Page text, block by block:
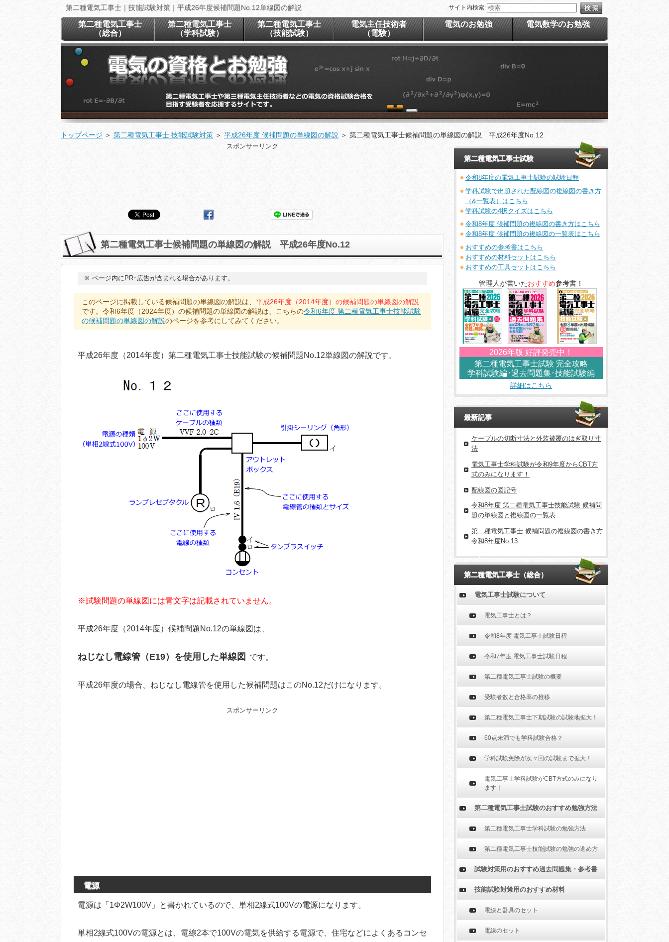
第二種電気工事士｜技能試験対策｜平成26年度候補問題No.12単線図の解説
トップページ ＞ 第二種電気工事士 技能試験対策 ＞ 平成26年度 候補問題の単線図の解説 ＞ 第二種電気工事士候補問題の単線図の解説 平成26年度No.12
スポンサーリンク
第二種電気工事士候補問題の単線図の解説 平成26年度No.12
※ ページ内にPR･広告が含まれる場合があります。
このページに掲載している候補問題の単線図の解説は、 平成26年度（2014年度）の候補問題の単線図の解説
です。令和6年度（2024年度）の候補問題の単線図の解説は、こちらの令和6年度 第二種電気工事士技能試験
の候補問題の単線図の解説のページを参考にしてみてください。
平成26年度（2014年度）第二種電気工事士技能試験の候補問題No.12単線図の解説です。
※試験問題の単線図には青文字は記載されていません。
平成26年度（2014年度）候補問題No.12の単線図は、
ねじなし電線管（E19）を使用した単線図 です。
平成26年度の場合、ねじなし電線管を使用した候補問題はこのNo.12だけになります。
スポンサーリンク
電源
電源は「1Φ2W100V」と書かれているので、単相2線式100Vの電源になります。
単相2線式100Vの電源とは、電線2本で100Vの電気を供給する電源で、住宅などによくあるコンセ
第二種電気工事士試験
令和8年度の電気工事士試験の試験日程
学科試験で出題された配線図の複線図の書き方
（&一覧表）はこちら
学科試験の4択クイズはこちら
令和8年度 候補問題の複線図の書き方はこちら
令和8年度 候補問題の複線図の一覧表はこちら
おすすめの参考書はこちら
おすすめの材料セットはこちら
おすすめの工具セットはこちら
管理人が書いたおすすめ参考書！
2026年版 好評発売中！
第二種電気工事士試験 完全攻略
学科試験編･過去問題集･技能試験編
詳細はこちら
最新記事
ケーブルの切断寸法と外装被覆のはぎ取り寸
法
電気工事士学科試験が令和9年度からCBT方
式のみになります！
配線図の図記号
令和8年度 第二種電気工事士技能試験 候補問
題の単線図と複線図の一覧表
第二種電気工事士 候補問題の複線図の書き方
令和8年度No.13
第二種電気工事士（総合）
電気工事士試験について
電気工事士とは？
令和8年度 電気工事士試験日程
令和7年度 電気工事士試験日程
第二種電気工事士試験の概要
受験者数と合格率の推移
第二種電気工事士下期試験の試験地拡大！
60点未満でも学科試験合格？
学科試験免除が次々回の試験まで拡大！
電気工事士学科試験がCBT方式のみになり
ます！
第二種電気工事士試験のおすすめ勉強方法
第二種電気工事士学科試験の勉強方法
第二種電気工事士技能試験の勉強の進め方
試験対策用のおすすめ過去問題集・参考書
技能試験対策用のおすすめ材料
電線と器具のセット
電線のセット
第二種電気工事士
（総合）
第二種電気工事士
（学科試験）
第二種電気工事士
（技能試験）
電気主任技術者
（電験）
電気のお勉強 電気数学のお勉強
サイト内検索: